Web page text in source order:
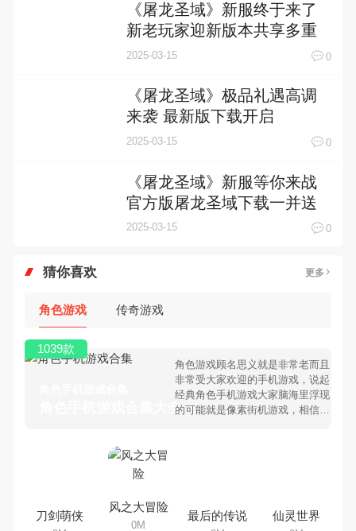
《屠龙圣域》新服终于来了
新老玩家迎新版本共享多重
大礼包
2025-03-15 0
《屠龙圣域》极品礼遇高调
来袭 最新版下载开启
2025-03-15 0
《屠龙圣域》新服等你来战
官方版屠龙圣域下载一并送
上
2025-03-15 0
猜你喜欢 更多
角色游戏 传奇游戏
角色手机游戏合集大全 >
角色游戏顾名思义就是非常老而且
非常受大家欢迎的手机游戏，说起
经典角色手机游戏大家脑海里浮现
的可能就是像素街机游戏，相信很
1039款
刀剑萌侠
风之大冒险
0M
最后的传说 仙灵世界